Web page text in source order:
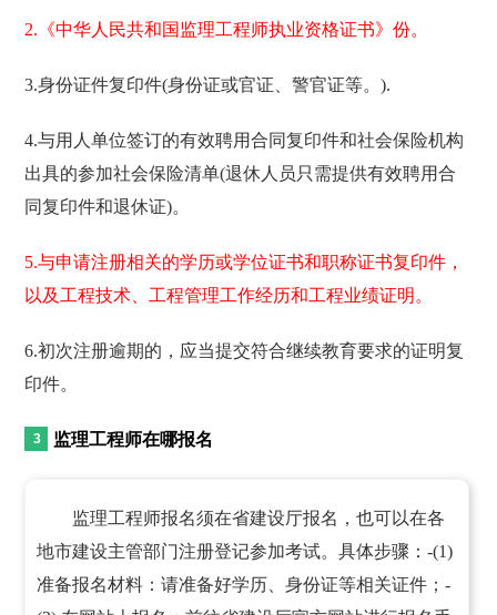
2.《中华人民共和国监理工程师执业资格证书》份。
3.身份证件复印件(身份证或官证、警官证等。).
4.与用人单位签订的有效聘用合同复印件和社会保险机构
出具的参加社会保险清单(退休人员只需提供有效聘用合
同复印件和退休证)。
5.与申请注册相关的学历或学位证书和职称证书复印件，
以及工程技术、工程管理工作经历和工程业绩证明。
6.初次注册逾期的，应当提交符合继续教育要求的证明复
印件。
监理工程师在哪报名
监理工程师报名须在省建设厅报名，也可以在各
地市建设主管部门注册登记参加考试。具体步骤：-(1)
准备报名材料：请准备好学历、身份证等相关证件；-